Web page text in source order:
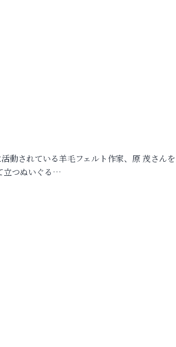
動されている羊毛フェルト作家、原 茂さん
立つぬいぐる…